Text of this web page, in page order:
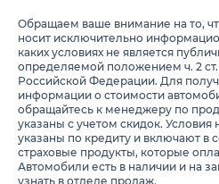
Обращаем ваше внимание на то,
носит исключительно
каких условиях не является
определяемой положением ч. 2 ст.
Российской Федерации. Для
информации о стоимости
обращайтесь к менеджеру по
указаны с учетом скидок. Условия
указаны по кредиту и включают в
страховые продукты, которые
Автомобили есть в наличии и на
узнать в отделе продаж.